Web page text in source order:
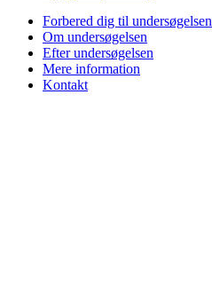
Forbered dig til undersøgelsen
Om undersøgelsen
Efter undersøgelsen
Mere information
Kontakt